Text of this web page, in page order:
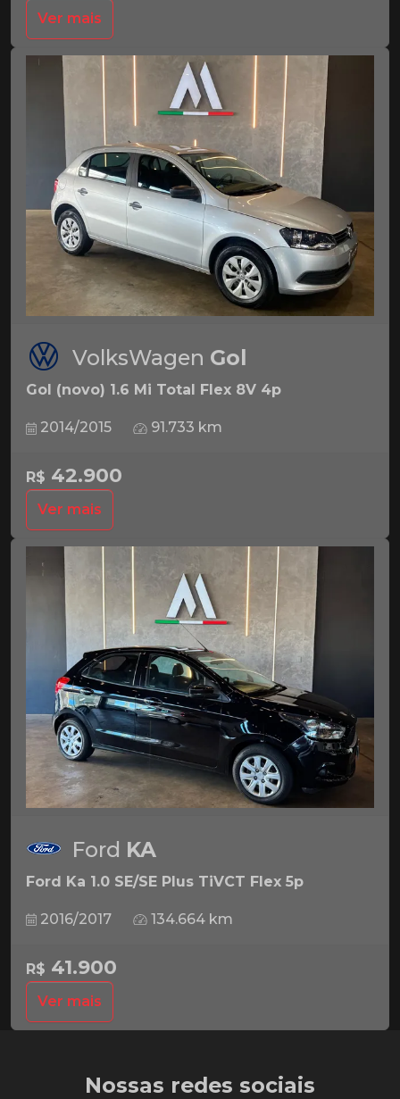
Ver mais
VolksWagen Gol
Gol (novo) 1.6 Mi Total Flex 8V 4p
2014/2015 91.733 km
R$ 42.900
Ver mais
Ford KA
Ford Ka 1.0 SE/SE Plus TiVCT Flex 5p
2016/2017 134.664 km
R$ 41.900
Ver mais
Nossas redes sociais